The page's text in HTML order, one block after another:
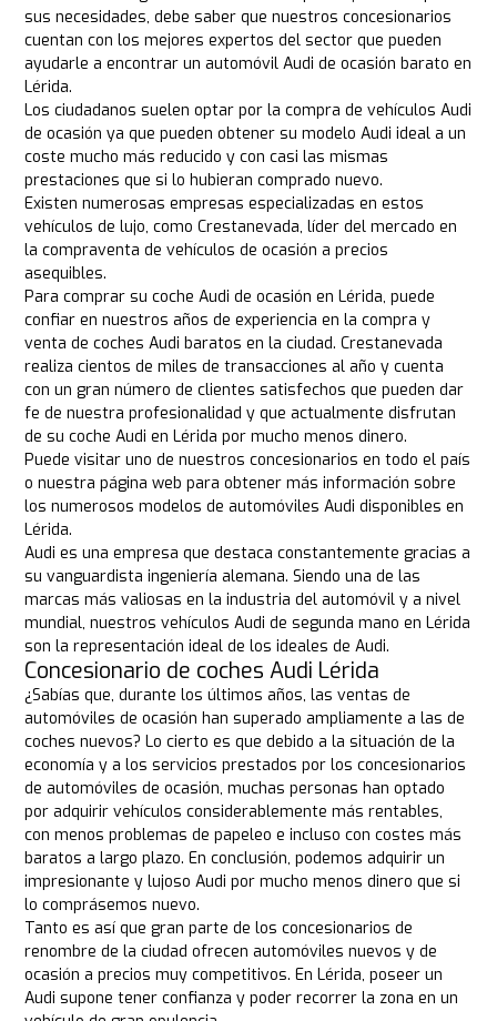
sus necesidades, debe saber que nuestros concesionarios
cuentan con los mejores expertos del sector que pueden
ayudarle a encontrar un automóvil Audi de ocasión barato en
Lérida.
Los ciudadanos suelen optar por la compra de vehículos Audi
de ocasión ya que pueden obtener su modelo Audi ideal a un
coste mucho más reducido y con casi las mismas
prestaciones que si lo hubieran comprado nuevo.
Existen numerosas empresas especializadas en estos
vehículos de lujo, como Crestanevada, líder del mercado en
la compraventa de vehículos de ocasión a precios
asequibles.
Para comprar su coche Audi de ocasión en Lérida, puede
confiar en nuestros años de experiencia en la compra y
venta de coches Audi baratos en la ciudad. Crestanevada
realiza cientos de miles de transacciones al año y cuenta
con un gran número de clientes satisfechos que pueden dar
fe de nuestra profesionalidad y que actualmente disfrutan
de su coche Audi en Lérida por mucho menos dinero.
Puede visitar uno de nuestros concesionarios en todo el país
o nuestra página web para obtener más información sobre
los numerosos modelos de automóviles Audi disponibles en
Lérida.
Audi es una empresa que destaca constantemente gracias a
su vanguardista ingeniería alemana. Siendo una de las
marcas más valiosas en la industria del automóvil y a nivel
mundial, nuestros vehículos Audi de segunda mano en Lérida
son la representación ideal de los ideales de Audi.
Concesionario de coches Audi Lérida
¿Sabías que, durante los últimos años, las ventas de
automóviles de ocasión han superado ampliamente a las de
coches nuevos? Lo cierto es que debido a la situación de la
economía y a los servicios prestados por los concesionarios
de automóviles de ocasión, muchas personas han optado
por adquirir vehículos considerablemente más rentables,
con menos problemas de papeleo e incluso con costes más
baratos a largo plazo. En conclusión, podemos adquirir un
impresionante y lujoso Audi por mucho menos dinero que si
lo comprásemos nuevo.
Tanto es así que gran parte de los concesionarios de
renombre de la ciudad ofrecen automóviles nuevos y de
ocasión a precios muy competitivos. En Lérida, poseer un
Audi supone tener confianza y poder recorrer la zona en un